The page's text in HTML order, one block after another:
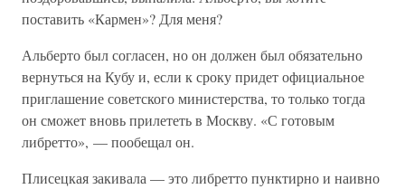
поставить «Кармен»? Для меня?
Альберто был согласен, но он должен был обязательно
вернуться на Кубу и, если к сроку придет официальное
приглашение советского министерства, то только тогда
он сможет вновь прилететь в Москву. «С готовым
либретто», — пообещал он.
Плисецкая закивала — это либретто пунктирно и наивно